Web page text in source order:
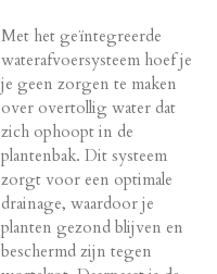
Met het geïntegreerde
waterafvoersysteem hoef je
je geen zorgen te maken
over overtollig water dat
zich ophoopt in de
plantenbak. Dit systeem
zorgt voor een optimale
drainage, waardoor je
planten gezond blijven en
beschermd zijn tegen